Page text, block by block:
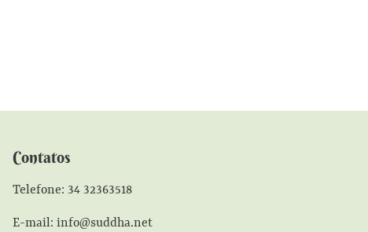
Contatos
Telefone: 34 32363518
E-mail: info@suddha.net